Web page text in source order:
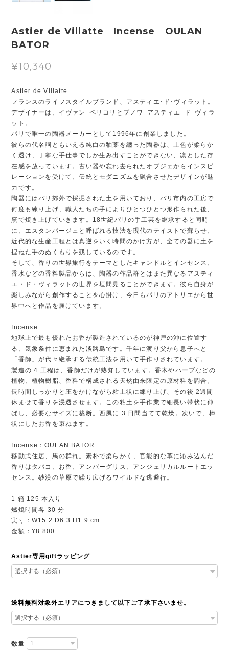
Astier de Villatte Incense OULAN
BATOR
¥10,340
Astier de Villatte
フランスのライフスタイルブランド、アスティエ･ド･ヴィラット。
デザイナーは、イヴァン･ペリコリとブノワ･アスティエ･ド･ヴィラ
ット。
パリで唯一の陶器メーカーとして1996年に創業しました。
彼らの代名詞ともいえる純白の釉薬を纏った陶器は、土色が柔らか
く透け、丁寧な手仕事でしか生み出すことができない、凛とした存
在感を放っています。古い器や忘れ去られたオブジェからインスピ
レーションを受けて、伝統とモダニズムを融合させたデザインが魅
力です。
陶器にはパリ郊外で採掘された土を用いており、パリ市内の工房で
何度も練り上げ、職人たちの手によりひとつひとつ形作られた後、
窯で焼き上げていきます。18世紀パリの手工芸を継承すると同時
に、エスタンパージュと呼ばれる技法を現代のテイストで蘇らせ、
近代的な生産工程とは真逆をいく時間のかけ方が、全ての器に土を
捏ねた手のぬくもりを残しているのです。
そして、香りの世界旅行をテーマとしたキャンドルとインセンス、
香水などの香料製品からは、陶器の作品群とはまた異なるアスティ
エ・ド・ヴィラットの世界を垣間見ることができます。彼ら自身が
楽しみながら創作することを心掛け、今日もパリのアトリエから世
界中へと作品を届けています。
Incense
地球上で最も優れたお香が製造されているのが神戸の沖に位置す
る、気象条件に恵まれた淡路島です。千年に渡り父から息子へと
「香師」が代々継承する伝統工法を用いて手作りされています。
製造の 4 工程は、香師だけが熟知しています。香木やハーブなどの
植物、植物樹脂、香料で構成される天然由来限定の原材料を調合。
長時間しっかりと圧をかけながら粘土状に練り上げ、その後 2週間
休ませて香りを浸透させます。この粘土を手作業で細長い帯状に伸
ばし、必要なサイズに裁断。西風に 3 日間当てて乾燥。次いで、棒
状にしたお香を束ねます。
Incense：OULAN BATOR
移動式住居、馬の群れ。素朴で柔らかく、官能的な革に沁み込んだ
香りはタバコ、お香、アンバーグリス、アンジェリカルルートエッ
センス。砂漠の草原で繰り広げるワイルドな逃避行。
1 箱 125 本入り
燃焼時間各 30 分
実寸：W15.2 D6.3 H1.9 cm
金額：¥8.800
Astier専用giftラッピング
送料無料対象外エリアにつきまして以下ご了承下さいませ。
数量